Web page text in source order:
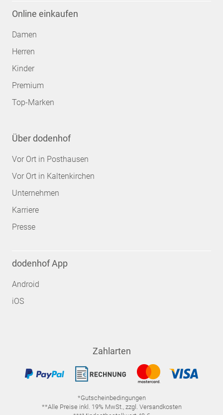
Online einkaufen
Damen
Herren
Kinder
Premium
Top-Marken
Über dodenhof
Vor Ort in Posthausen
Vor Ort in Kaltenkirchen
Unternehmen
Karriere
Presse
dodenhof App
Android
iOS
Zahlarten
*Gutscheinbedingungen
**Alle Preise inkl. 19% MwSt., zzgl. Versandkosten